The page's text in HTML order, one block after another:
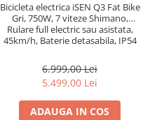
Bicicleta electrica iSEN Q3 Fat Bike
Gri, 750W, 7 viteze Shimano,
Rulare full electric sau asistata,
45km/h, Baterie detasabila, IP54
6.999,00 Lei
5.499,00 Lei
ADAUGA IN COS